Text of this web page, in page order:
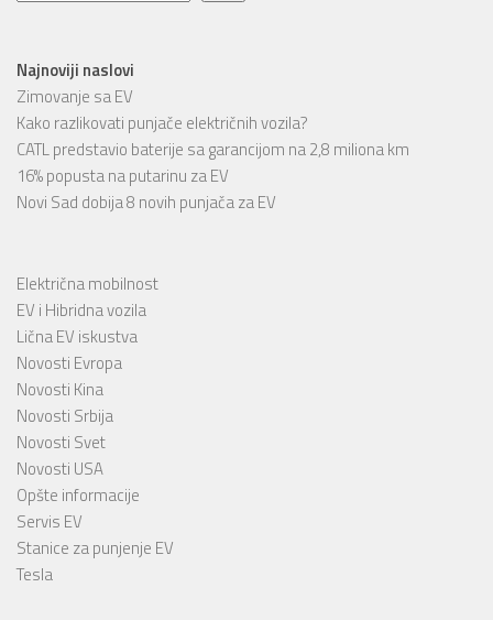
Najnoviji naslovi
Zimovanje sa EV
Kako razlikovati punjače električnih vozila?
CATL predstavio baterije sa garancijom na 2,8 miliona km
16% popusta na putarinu za EV
Novi Sad dobija 8 novih punjača za EV
Električna mobilnost
EV i Hibridna vozila
Lična EV iskustva
Novosti Evropa
Novosti Kina
Novosti Srbija
Novosti Svet
Novosti USA
Opšte informacije
Servis EV
Stanice za punjenje EV
Tesla